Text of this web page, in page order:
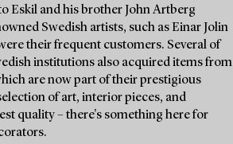
Eskil and his brother John Artberg
Swedish artists, such as Einar Jolin
their frequent customers. Several of
institutions also acquired items from
are now part of their prestigious
of art, interior pieces, and
quality – there's something here for